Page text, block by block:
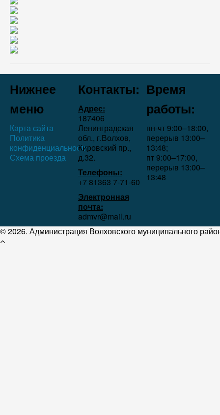
Нижнее
меню
Карта сайта
Политика
конфиденциальности
Схема проезда
Контакты:
Адрес:
187406
Ленинградская
обл., г.Волхов,
Кировский пр.,
д.32.
Телефоны:
+7 81363 7‑71-60
Электронная
почта:
admvr@mail.ru
Время
работы:
пн-чт 9:00–18:00,
перерыв 13:00–
13:48;
пт 9:00–17:00,
перерыв 13:00–
13:48
© 2026. Администрация Волховского муниципального